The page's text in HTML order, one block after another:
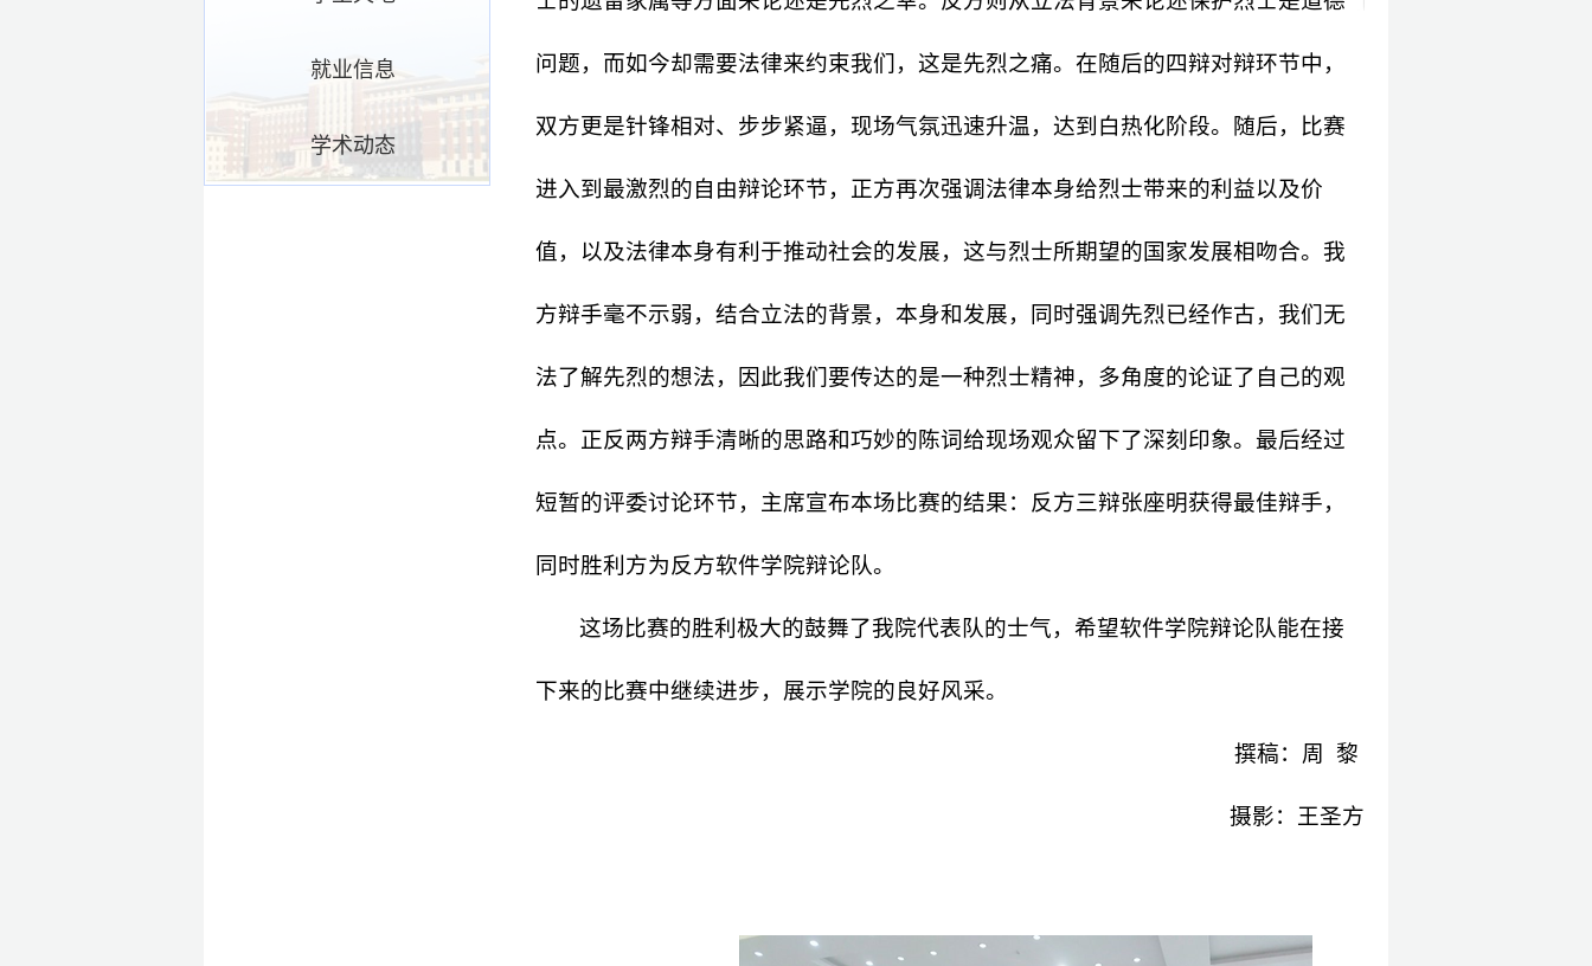
就业信息
学术动态
问题，而如今却需要法律来约束我们，这是先烈之痛。在随后的四辩对辩环节中，
双方更是针锋相对、步步紧逼，现场气氛迅速升温，达到白热化阶段。随后，比赛
进入到最激烈的自由辩论环节，正方再次强调法律本身给烈士带来的利益以及价
值，以及法律本身有利于推动社会的发展，这与烈士所期望的国家发展相吻合。我
方辩手毫不示弱，结合立法的背景，本身和发展，同时强调先烈已经作古，我们无
法了解先烈的想法，因此我们要传达的是一种烈士精神，多角度的论证了自己的观
点。正反两方辩手清晰的思路和巧妙的陈词给现场观众留下了深刻印象。最后经过
短暂的评委讨论环节，主席宣布本场比赛的结果：反方三辩张座明获得最佳辩手，
同时胜利方为反方软件学院辩论队。
这场比赛的胜利极大的鼓舞了我院代表队的士气，希望软件学院辩论队能在接
下来的比赛中继续进步，展示学院的良好风采。
撰稿：周 黎
摄影：王圣方